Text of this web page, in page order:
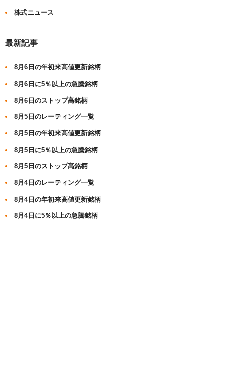
株式ニュース
最新記事
8月6日の年初来高値更新銘柄
8月6日に5％以上の急騰銘柄
8月6日のストップ高銘柄
8月5日のレーティング一覧
8月5日の年初来高値更新銘柄
8月5日に5％以上の急騰銘柄
8月5日のストップ高銘柄
8月4日のレーティング一覧
8月4日の年初来高値更新銘柄
8月4日に5％以上の急騰銘柄